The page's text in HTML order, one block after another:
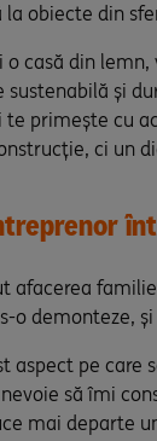
la obiecte din
o casă din
sustenabilă și
te primește cu
ci un
afacerea
o demonteze,
aspect pe
să îmi
mai departe